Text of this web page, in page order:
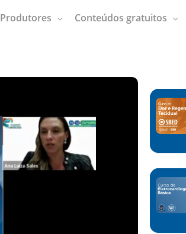
Produtores Conteúdos gratuitos